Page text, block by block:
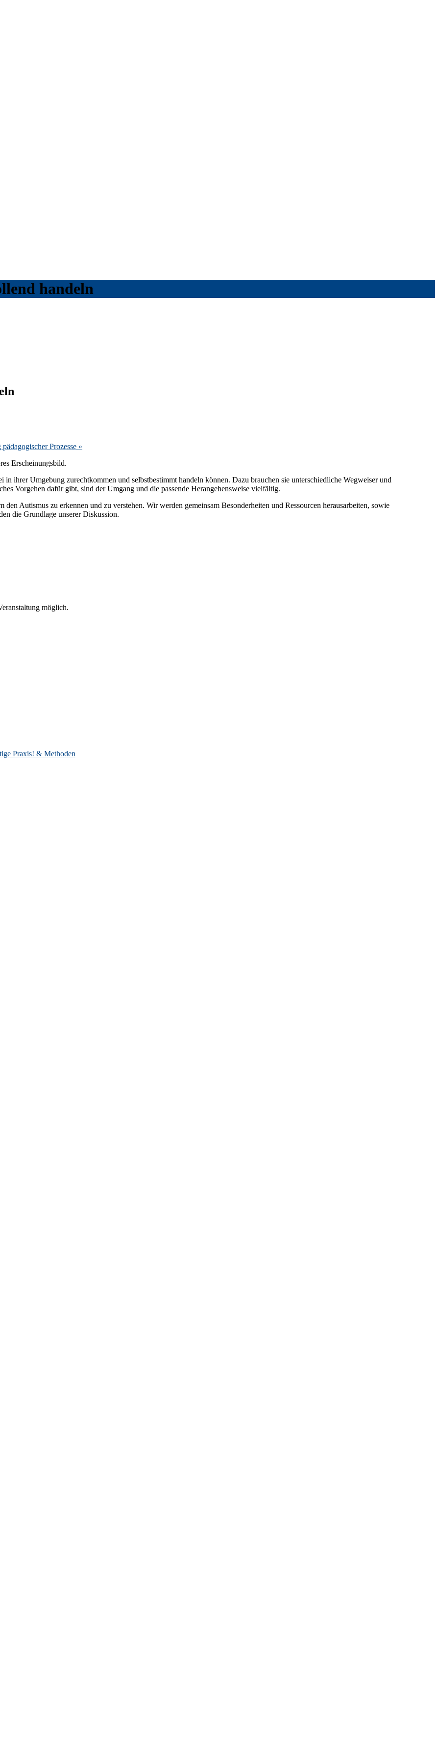
handeln
Prozesse »
Erscheinungsbild.
in ihrer Umgebung zurechtkommen und selbstbestimmt handeln können. Dazu brauchen sie unterschiedliche Wegweiser und
Vorgehen dafür gibt, sind der Umgang und die passende Herangehensweise vielfältig.
Autismus zu erkennen und zu verstehen. Wir werden gemeinsam Besonderheiten und Ressourcen herausarbeiten, sowie
die Grundlage unserer Diskussion.
möglich.
Praxis! & Methoden